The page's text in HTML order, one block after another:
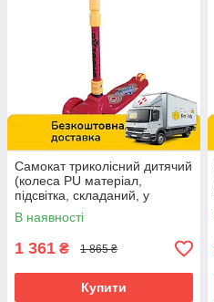
Самокат триколісний дитячий
(колеса PU матеріал,
підсвітка, складаний, у
коробці) SC814 Червоний
В наявності
1 361 ₴ 1 865 ₴
Купити